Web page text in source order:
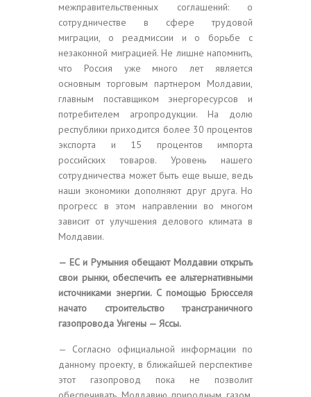
межправительственных соглашений: о
сотрудничестве в сфере трудовой
миграции, о реадмиссии и о борьбе с
незаконной миграцией. Не лишне напомнить,
что Россия уже много лет является
основным торговым партнером Молдавии,
главным поставщиком энергоресурсов и
потребителем агропродукции. На долю
республики приходится более 30 процентов
экспорта и 15 процентов импорта
российских товаров. Уровень нашего
сотрудничества может быть еще выше, ведь
наши экономики дополняют друг друга. Но
прогресс в этом направлении во многом
зависит от улучшения делового климата в
Молдавии.
— ЕС и Румыния обещают Молдавии открыть
свои рынки, обеспечить ее альтернативными
источниками энергии. С помощью Брюсселя
начато строительство трансграничного
газопровода Унгены — Яссы.
— Согласно официальной информации по
данному проекту, в ближайшей перспективе
этот газопровод пока не позволит